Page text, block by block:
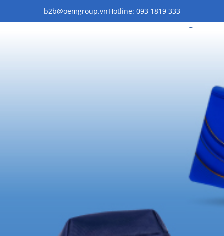
b2b@oemgroup.vnHotline: 093 1819 333